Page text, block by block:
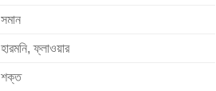
সমান
হারমনি, ফ্লাওয়ার
শক্ত